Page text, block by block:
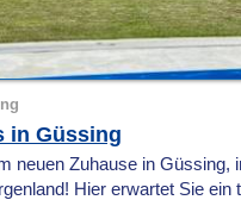
in Güssing
neuen Zuhause in Güssing,
Hier erwartet Sie ein